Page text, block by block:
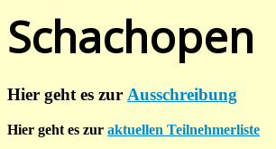
Schachopen
Hier geht es zur Ausschreibung
Hier geht es zur aktuellen Teilnehmerliste